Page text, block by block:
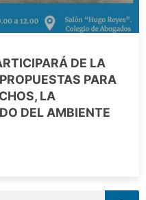
DE LA
PARA
LA
DEL AMBIENTE